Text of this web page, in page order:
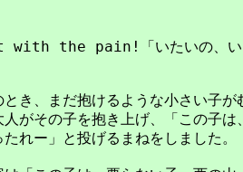
the pain!「いたいの、いた
、まだ抱けるような小さい子が
がその子を抱き上げ、「この子は
れー」と投げるまねをしました。